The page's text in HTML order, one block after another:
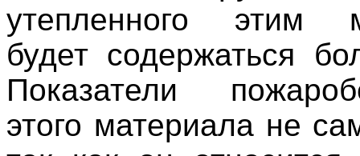
утепленного этим
будет содержаться
Показатели
этого материала не